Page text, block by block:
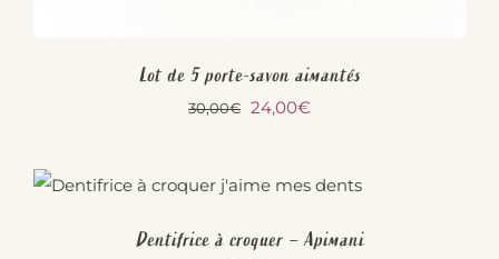
Lot de 5 porte-savon aimantés
30,00€ Le
30,00€.
24,00€Le
24,00€.
Dentifrice à croquer – Apimani